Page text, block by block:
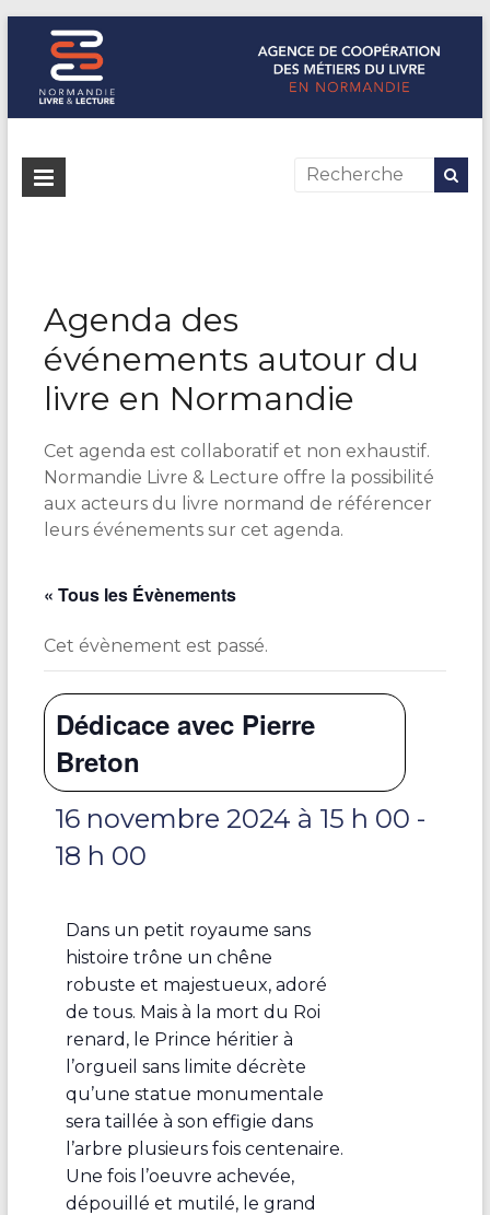
Normandie Livre & Lecture
L'agence de coopération des métiers du livre en Normandie
Agenda des
événements autour du
livre en Normandie
Cet agenda est collaboratif et non exhaustif.
Normandie Livre & Lecture offre la possibilité
aux acteurs du livre normand de référencer
leurs événements sur cet agenda.
« Tous les Évènements
Cet évènement est passé.
Dédicace avec Pierre
Breton
16 novembre 2024 à 15 h 00 -
18 h 00
Dans un petit royaume sans
histoire trône un chêne
robuste et majestueux, adoré
de tous. Mais à la mort du Roi
renard, le Prince héritier à
l’orgueil sans limite décrète
qu’une statue monumentale
sera taillée à son effigie dans
l’arbre plusieurs fois centenaire.
Une fois l’oeuvre achevée,
dépouillé et mutilé, le grand